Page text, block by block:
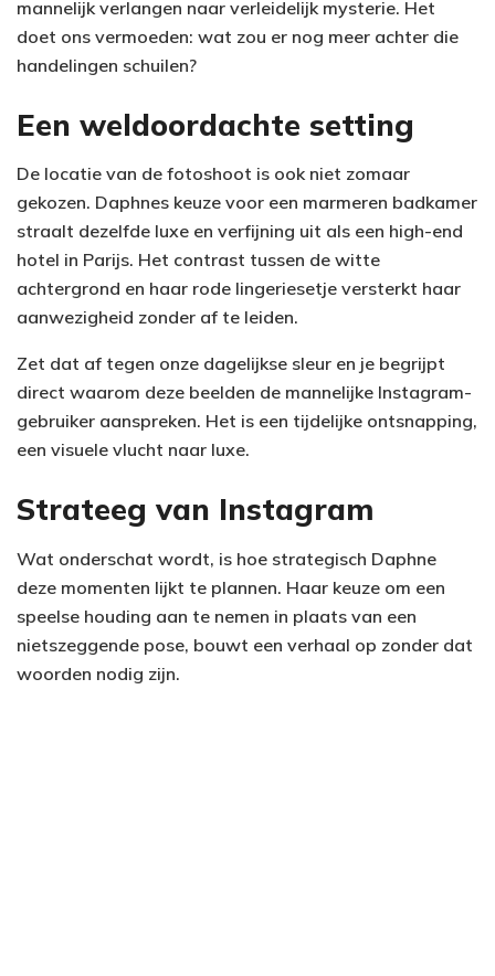
mannelijk verlangen naar verleidelijk mysterie. Het
doet ons vermoeden: wat zou er nog meer achter die
handelingen schuilen?
Een weldoordachte setting
De locatie van de fotoshoot is ook niet zomaar
gekozen. Daphnes keuze voor een marmeren badkamer
straalt dezelfde luxe en verfijning uit als een high-end
hotel in Parijs. Het contrast tussen de witte
achtergrond en haar rode lingeriesetje versterkt haar
aanwezigheid zonder af te leiden.
Zet dat af tegen onze dagelijkse sleur en je begrijpt
direct waarom deze beelden de mannelijke Instagram-
gebruiker aanspreken. Het is een tijdelijke ontsnapping,
een visuele vlucht naar luxe.
Strateeg van Instagram
Wat onderschat wordt, is hoe strategisch Daphne
deze momenten lijkt te plannen. Haar keuze om een
speelse houding aan te nemen in plaats van een
nietszeggende pose, bouwt een verhaal op zonder dat
woorden nodig zijn.